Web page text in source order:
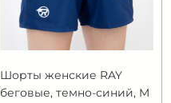
Шорты женские RAY
беговые, темно-синий, M